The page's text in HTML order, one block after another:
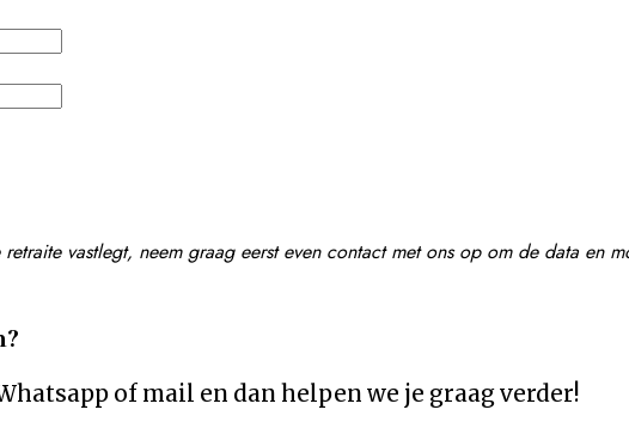
vastlegt, neem graag eerst even contact met ons op om de data en
of mail en dan helpen we je graag verder!